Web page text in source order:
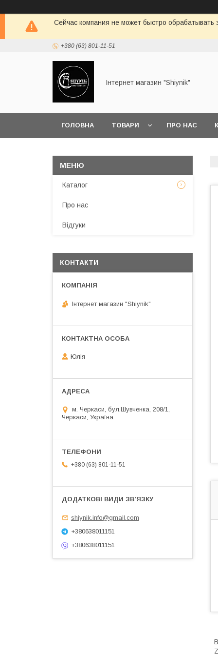
Сейчас компания не может быстро
+380 (63) 801-11-51
Інтернет магазин "Shiynik"
ГОЛОВНА ТОВАРИ ПРО НАС
Каталог
Про нас
Відгуки
КОНТАКТИ
Інтернет магазин "Shiynik"
Юлія
м. Черкаси, бул.Шувченка, 208/1,
Черкаси, Україна
+380 (63) 801-11-51
shiynik.info@gmail.com
+380638011151
+380638011151